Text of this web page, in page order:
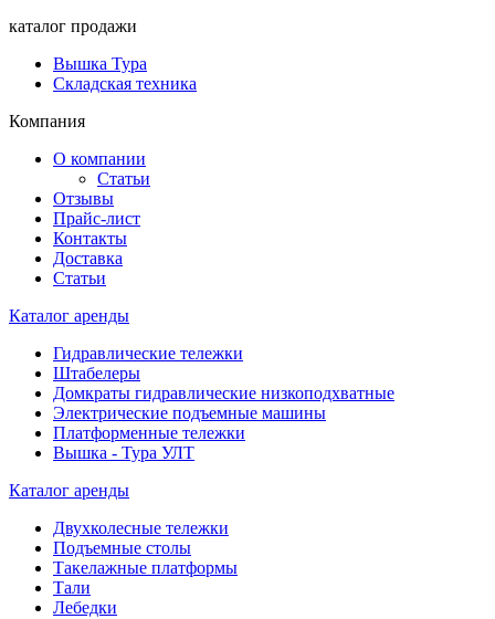
каталог продажи
Вышка Тура
Складская техника
Компания
О компании
Статьи
Отзывы
Прайс-лист
Контакты
Доставка
Статьи
Каталог аренды
Гидравлические тележки
Штабелеры
Домкраты гидравлические низкоподхватные
Электрические подъемные машины
Платформенные тележки
Вышка - Тура УЛТ
Каталог аренды
Двухколесные тележки
Подъемные столы
Такелажные платформы
Тали
Лебедки